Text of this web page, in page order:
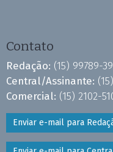
Contato
Redação: (15) 99789-
Central/Assinante:
Comercial: (15) 2102-
Enviar e-mail para